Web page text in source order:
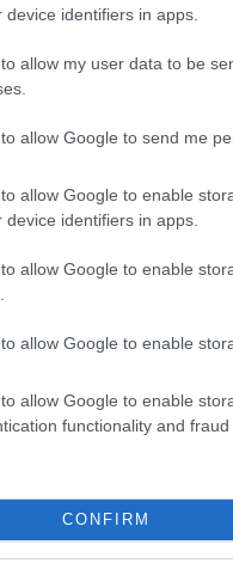
device identifiers in apps.
allow my user data to be
allow Google to send me
allow Google to enable
device identifiers in apps.
allow Google to enable
allow Google to enable
allow Google to enable
functionality and
CONFIRM